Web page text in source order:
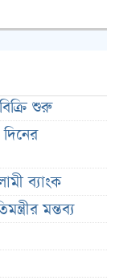
শুরু
ব্যাংক
মন্তব্য